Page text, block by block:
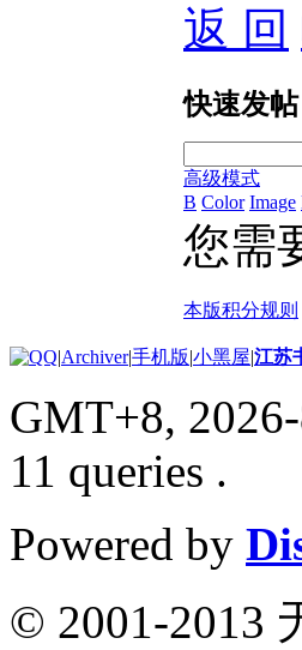
返 回
快速发帖
高级模式
B Color Image
您需
本版积分规则
|Archiver|手机版|小黑屋|江苏
GMT+8,
11 queries .
Powered by
© 2001-2013